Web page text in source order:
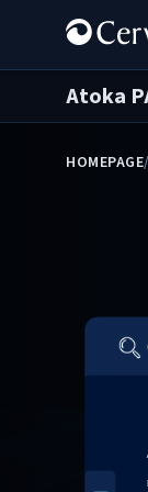
Atoka
HOMEPAGE/